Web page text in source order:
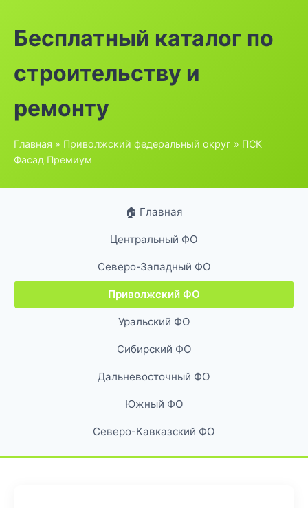
Бесплатный каталог по
строительству и
ремонту
Главная » Приволжский федеральный округ » ПСК
Фасад Премиум
🏠 Главная
Центральный ФО
Северо-Западный ФО
Приволжский ФО
Уральский ФО
Сибирский ФО
Дальневосточный ФО
Южный ФО
Северо-Кавказский ФО